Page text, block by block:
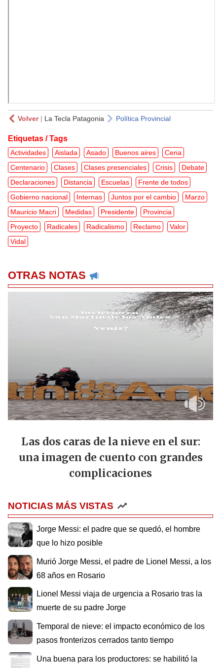
Volver| La Tecla Patagonia Política Provincial
Etiquetas / Tags
Actividades Aislada Asado Buenos aires
Cena
Centenario
Clases Clases presenciales Crisis
Debate
Declaraciones
Distancia Escuelas
Frente de todos
Gobierno nacional
Internas Juntos por el cambio
Marzo
Mauricio Macri
Medidas Presidente
Provincia
Proyecto
Radicales Radicalismo Reclamo
Valor
Vidal
OTRAS NOTAS
Las dos caras de la nieve en el sur:
una imagen de cuento con grandes
complicaciones
NOTICIAS MÁS VISTAS
Jorge Messi: el padre que se quedó, el hombre
que lo hizo posible
Murió Jorge Messi, el padre de Lionel Messi, a los
68 años en Rosario
Lionel Messi viaja de urgencia a Rosario tras la
muerte de su padre Jorge
Temporal de nieve: el impacto económico de los
pasos fronterizos cerrados tanto tiempo
Una buena para los productores: se habilitó la